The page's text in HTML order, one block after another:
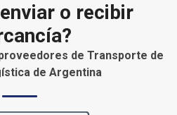
o recibir
de Transporte de
de Argentina